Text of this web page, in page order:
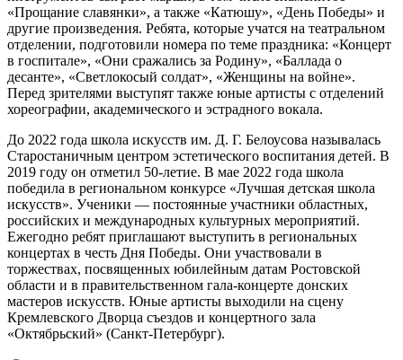
«Прощание славянки», а также «Катюшу», «День Победы» и
другие произведения. Ребята, которые учатся на театральном
отделении, подготовили номера по теме праздника: «Концерт
в госпитале», «Они сражались за Родину», «Баллада о
десанте», «Светлокосый солдат», «Женщины на войне».
Перед зрителями выступят также юные артисты с отделений
хореографии, академического и эстрадного вокала.
До 2022 года школа искусств им. Д. Г. Белоусова называлась
Старостаничным центром эстетического воспитания детей. В
2019 году он отметил 50-летие. В мае 2022 года школа
победила в региональном конкурсе «Лучшая детская школа
искусств». Ученики — постоянные участники областных,
российских и международных культурных мероприятий.
Ежегодно ребят приглашают выступить в региональных
концертах в честь Дня Победы. Они участвовали в
торжествах, посвященных юбилейным датам Ростовской
области и в правительственном гала-концерте донских
мастеров искусств. Юные артисты выходили на сцену
Кремлевского Дворца съездов и концертного зала
«Октябрьский» (Санкт-Петербург).